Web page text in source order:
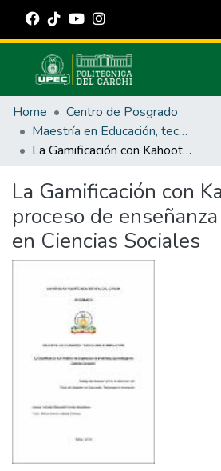
Communities & Collections
All of DSpace
Statistics
Estadísticas Externas
Manuales
Home
Centro de Posgrado
Maestría en Educación, tecnología e innovación.
La Gamificación con Kahoot en el proceso de enseñanza aprendizaje en Ciencias Sociales
La Gamificación con
proceso de
en Ciencias Sociales